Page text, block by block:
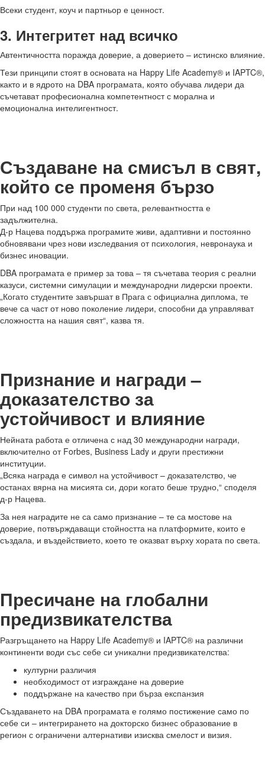
Всеки студент, коуч и партньор е ценност.
3. Интегритет над всичко
Автентичността поражда доверие, а доверието – истинско влияние.
Тези принципи стоят в основата на Happy Life Academy® и IAPTC®,
както и в ядрото на DBA програмата, която обучава лидери да
съчетават професионална компетентност с морална и
емоционална интелигентност.
Създаване на смисъл в свят,
който се променя бързо
При над 100 000 студенти по света, релевантността е
задължителна.
Д-р Нацева поддържа програмите живи, адаптивни и постоянно
обновявани чрез нови изследвания от психология, невронаука и
бизнес иновации.
DBA програмата е пример за това – тя съчетава теория с реални
казуси, системни симулации и международни лидерски проекти.
„Когато студентите завършат в Прага с официална диплома, те
вече са част от ново поколение лидери, способни да управляват
сложността на нашия свят“, казва тя.
Признание и награди –
доказателство за
устойчивост и влияние
Нейната работа е отличена с над 30 международни награди,
включително от Forbes, Business Lady и други престижни
институции.
„Всяка награда е символ на устойчивост – доказателство, че
останах вярна на мисията си, дори когато беше трудно,“ споделя
д-р Нацева.
За нея наградите не са само признание – те са мостове на
доверие, потвърждаващи стойността на платформите, които е
създала, и въздействието, което те оказват върху хората по света.
Пресичане на глобални
предизвикателства
Разгръщането на Happy Life Academy® и IAPTC® на различни
континенти води със себе си уникални предизвикателства:
културни различия
необходимост от изграждане на доверие
поддържане на качество при бърза експанзия
Създаването на DBA програмата е голямо постижение само по
себе си – интегрирането на докторско бизнес образование в
регион с ограничени алтернативи изисква смелост и визия.